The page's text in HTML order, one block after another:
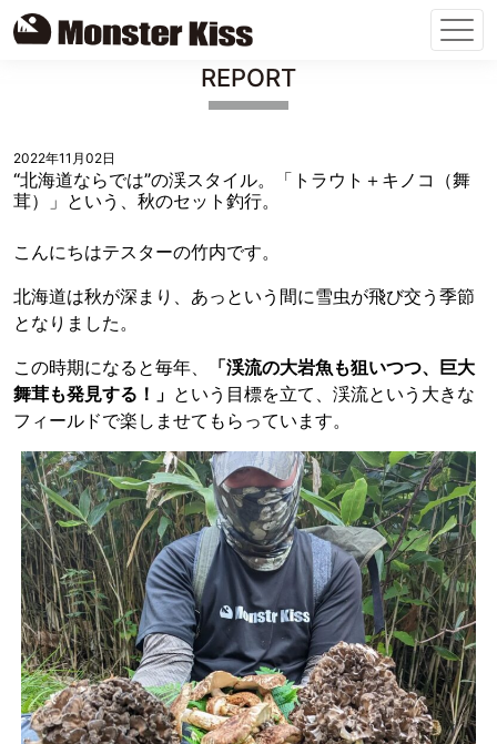
REPORT
2022年11月02日
“北海道ならでは”の渓スタイル。「トラウト＋キノコ（舞
茸）」という、秋のセット釣行。
こんにちはテスターの竹内です。
北海道は秋が深まり、あっという間に雪虫が飛び交う季節
となりました。
この時期になると毎年、
「渓流の大岩魚も狙いつつ、巨大
舞茸も発見する！」 という目標を立て、渓流という大きな
フィールドで楽しませてもらっています。